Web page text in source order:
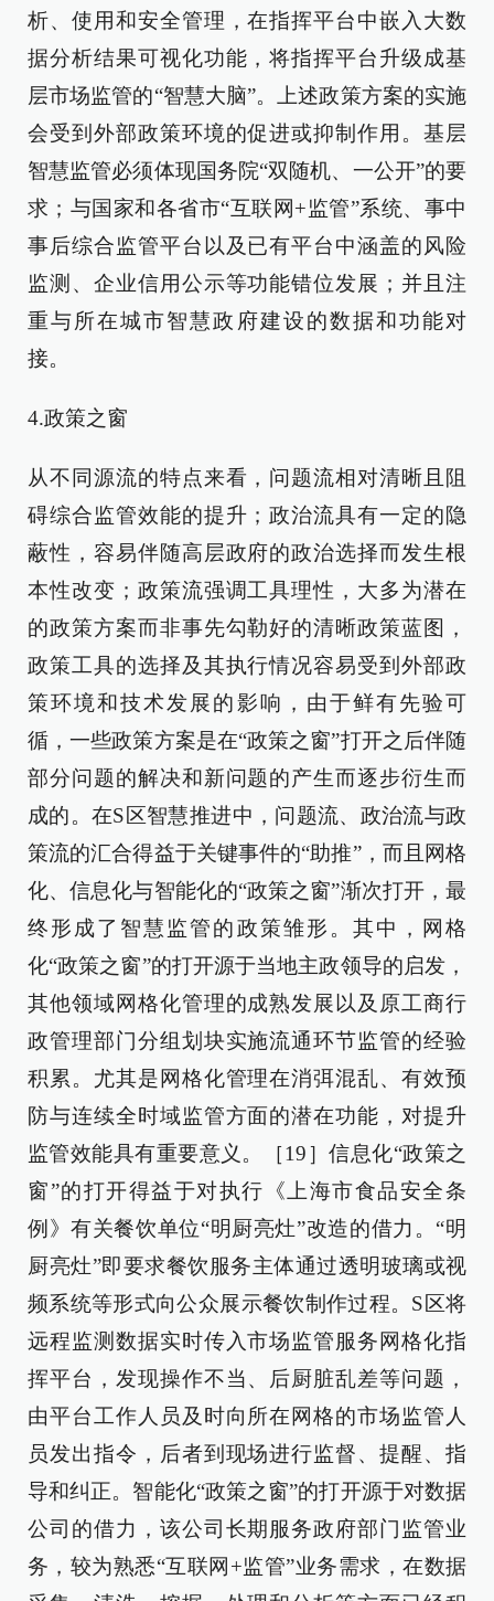
析、使用和安全管理，在指挥平台中嵌入大数
据分析结果可视化功能，将指挥平台升级成基
层市场监管的“智慧大脑”。上述政策方案的实施
会受到外部政策环境的促进或抑制作用。基层
智慧监管必须体现国务院“双随机、一公开”的要
求；与国家和各省市“互联网+监管”系统、事中
事后综合监管平台以及已有平台中涵盖的风险
监测、企业信用公示等功能错位发展；并且注
重与所在城市智慧政府建设的数据和功能对
接。
4.政策之窗
从不同源流的特点来看，问题流相对清晰且阻
碍综合监管效能的提升；政治流具有一定的隐
蔽性，容易伴随高层政府的政治选择而发生根
本性改变；政策流强调工具理性，大多为潜在
的政策方案而非事先勾勒好的清晰政策蓝图，
政策工具的选择及其执行情况容易受到外部政
策环境和技术发展的影响，由于鲜有先验可
循，一些政策方案是在“政策之窗”打开之后伴随
部分问题的解决和新问题的产生而逐步衍生而
成的。在S区智慧推进中，问题流、政治流与政
策流的汇合得益于关键事件的“助推”，而且网格
化、信息化与智能化的“政策之窗”渐次打开，最
终形成了智慧监管的政策雏形。其中，网格
化“政策之窗”的打开源于当地主政领导的启发，
其他领域网格化管理的成熟发展以及原工商行
政管理部门分组划块实施流通环节监管的经验
积累。尤其是网格化管理在消弭混乱、有效预
防与连续全时域监管方面的潜在功能，对提升
监管效能具有重要意义。［19］信息化“政策之
窗”的打开得益于对执行《上海市食品安全条
例》有关餐饮单位“明厨亮灶”改造的借力。“明
厨亮灶”即要求餐饮服务主体通过透明玻璃或视
频系统等形式向公众展示餐饮制作过程。S区将
远程监测数据实时传入市场监管服务网格化指
挥平台，发现操作不当、后厨脏乱差等问题，
由平台工作人员及时向所在网格的市场监管人
员发出指令，后者到现场进行监督、提醒、指
导和纠正。智能化“政策之窗”的打开源于对数据
公司的借力，该公司长期服务政府部门监管业
务，较为熟悉“互联网+监管”业务需求，在数据